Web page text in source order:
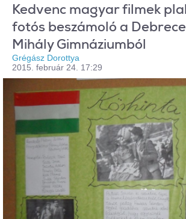
Kedvenc magyar filmek
fotós beszámoló a
Mihály Gimnáziumból
Grégász Dorottya
2015. február 24. 17:29